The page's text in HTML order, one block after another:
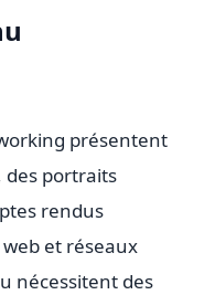
présentent
des portraits
rendus
et réseaux
nécessitent des